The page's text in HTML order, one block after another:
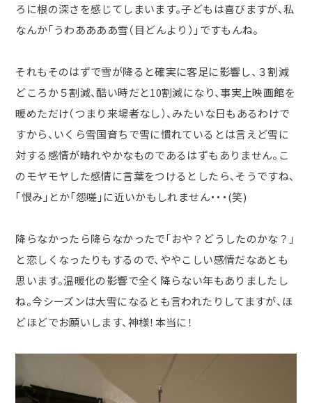
ろに根の深さを感じてしまいます。子どもは喜びますが、私
なんか「うわああああ雪（目どんより）」ですもんね。
それもそのはずで雪が降ると確実に客足に影響し、３割減
どころか５割減、酷い時だと10割減になり、事実上映画館を
暖めただけ（つまり来場者なし）、みたいな日もあるわけで
すから、いくら雪国育ちで雪に慣れているとは言えど雪に
対する感情が晴れやかなものであるはずもありません。こ
のモヤモヤした感情に言葉をつけるとしたら、そうですね、
「恨み」とか「怨嗟」に近いかもしれません・・・(笑)
降らなかったら降らなかったで「おや？どうしたのかな？」
と恋しくなったりもするので、ややこしい感情だなあとも
思います。温暖化の影響で全く降らない年もありましたし
ね。今シーズンは大雪になるとも言われたりしてますが、ほ
どほどでお願いします、神様！本当に！